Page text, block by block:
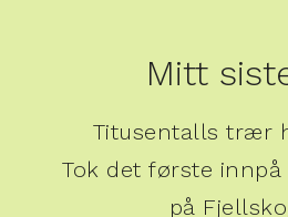
Mitt
Titusentalls trær
Tok det første
på